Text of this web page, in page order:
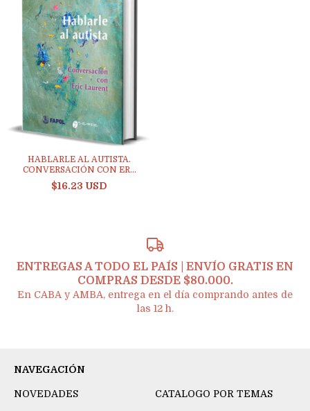
HABLARLE AL AUTISTA.
CONVERSACIÓN CON ER...
$16.23 USD
ENTREGAS A TODO EL PAÍS | ENVÍO GRATIS EN
COMPRAS DESDE $80.000.
En CABA y AMBA, entrega en el día comprando antes de
las 12 h.
NAVEGACIÓN
NOVEDADES CATALOGO POR TEMAS